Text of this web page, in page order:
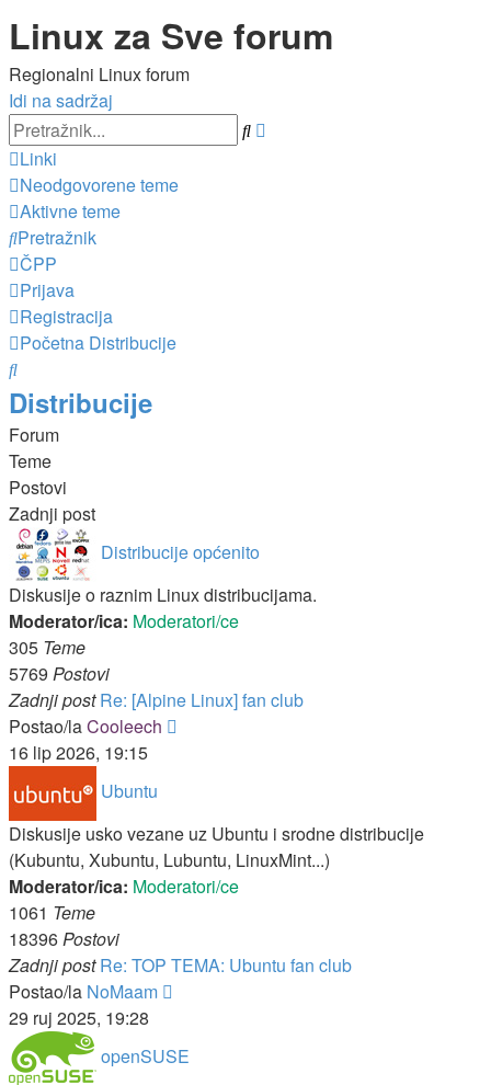
Linux za Sve forum
Regionalni Linux forum
Idi na sadržaj
Pretražnik
Linki
Neodgovorene teme
Aktivne teme
Pretražnik
ČPP
Prijava
Registracija
Početna Distribucije
Pretražnik
Distribucije
Forum
Teme
Postovi
Zadnji post
Distribucije općenito
Diskusije o raznim Linux distribucijama.
Moderator/ica: Moderatori/ce
305 Teme
5769 Postovi
Zadnji post Re: [Alpine Linux] fan club
Postao/laCooleech
16 lip 2026, 19:15
Ubuntu
Diskusije usko vezane uz Ubuntu i srodne distribucije
(Kubuntu, Xubuntu, Lubuntu, LinuxMint...)
Moderator/ica: Moderatori/ce
1061 Teme
18396Postovi
Zadnji post Re: TOP TEMA: Ubuntu fan club
Postao/la NoMaam
29 ruj 2025, 19:28
openSUSE